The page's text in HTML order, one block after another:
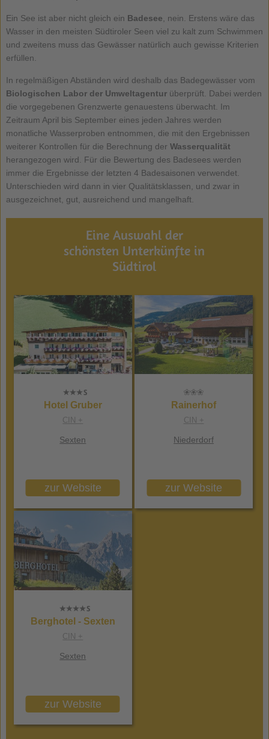
Ein See ist aber nicht gleich ein Badesee , nein. Erstens wäre das
Wasser in den meisten Südtiroler Seen viel zu kalt zum Schwimmen
und zweitens muss das Gewässer natürlich auch gewisse Kriterien
erfüllen.
In regelmäßigen Abständen wird deshalb das Badegewässer vom
Biologischen Labor der Umweltagenturüberprüft. Dabei werden
die vorgegebenen Grenzwerte genauestens überwacht. Im
Zeitraum April bis September eines jeden Jahres werden
monatliche Wasserproben entnommen, die mit den Ergebnissen
weiterer Kontrollen für die Berechnung der Wasserqualität
herangezogen wird. Für die Bewertung des Badesees werden
immer die Ergebnisse der letzten 4 Badesaisonen verwendet.
Unterschieden wird dann in vier Qualitätsklassen, und zwar in
ausgezeichnet, gut, ausreichend und mangelhaft.
Eine Auswahl der
schönsten Unterkünfte in
Südtirol
Hotel Gruber
CIN +
Sexten
zur Website
Rainerhof
CIN +
Niederdorf
zur Website
Berghotel - Sexten
CIN +
Sexten
zur Website